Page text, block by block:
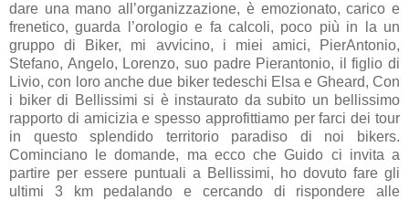
dare una mano all’organizzazione, è emozionato, carico e
frenetico, guarda l’orologio e fa calcoli, poco più in la un
gruppo di Biker, mi avvicino, i miei amici, PierAntonio,
Stefano, Angelo, Lorenzo, suo padre Pierantonio, il figlio di
Livio, con loro anche due biker tedeschi Elsa e Gheard, Con
i biker di Bellissimi si è instaurato da subito un bellissimo
rapporto di amicizia e spesso approfittiamo per farci dei tour
in questo splendido territorio paradiso di noi bikers.
Cominciano le domande, ma ecco che Guido ci invita a
partire per essere puntuali a Bellissimi, ho dovuto fare gli
ultimi 3 km pedalando e cercando di rispondere alle